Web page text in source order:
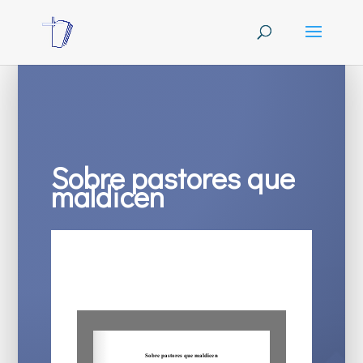
Sobre pastores que
maldicen